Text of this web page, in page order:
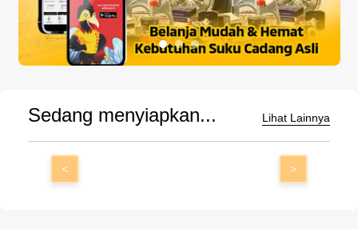
Sedang menyiapkan... Lihat Lainnya
< >